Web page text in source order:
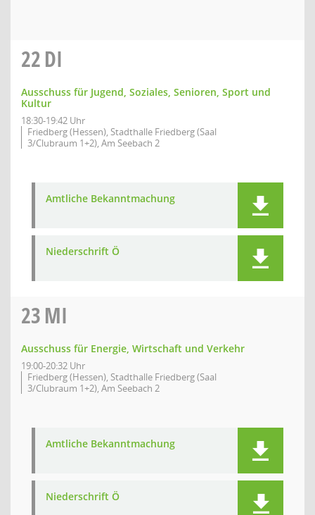
22DI
Ausschuss für Jugend, Soziales, Senioren, Sport und
Kultur
18:30-19:42 Uhr
Friedberg (Hessen), Stadthalle Friedberg (Saal
3/Clubraum 1+2), Am Seebach 2
Amtliche Bekanntmachung
Niederschrift Ö
23MI
Ausschuss für Energie, Wirtschaft und Verkehr
19:00-20:32 Uhr
Friedberg (Hessen), Stadthalle Friedberg (Saal
3/Clubraum 1+2), Am Seebach 2
Amtliche Bekanntmachung
Niederschrift Ö